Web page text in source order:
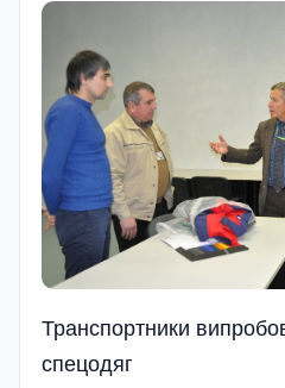
Транспортники
спецодяг